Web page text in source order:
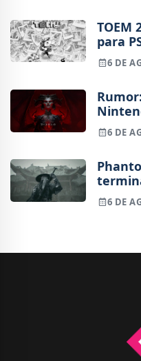
TOEM
para
6 DE
e vai
novo
6 DE
6 DE